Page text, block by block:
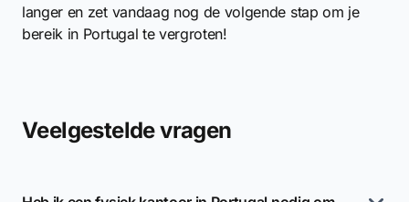
langer en zet vandaag nog de volgende stap om je
bereik in Portugal te vergroten!
Veelgestelde vragen